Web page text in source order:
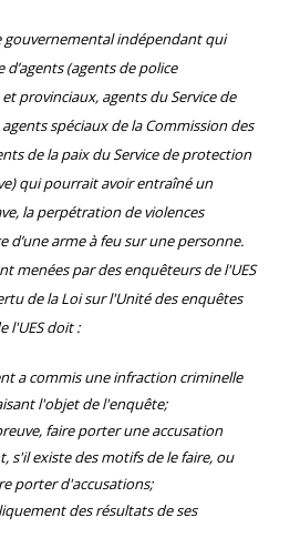
gouvernemental indépendant qui
(agents de police
provinciaux, agents du Service de
spéciaux de la Commission des
de la paix du Service de protection
qui pourrait avoir entraîné un
la perpétration de violences
d’une arme à feu sur une personne.
menées par des enquêteurs de l'UES
de la Loi sur l'Unité des enquêtes
l'UES doit :
a commis une infraction criminelle
l'objet de l'enquête;
faire porter une accusation
s'il existe des motifs de le faire, ou
porter d'accusations;
des résultats de ses